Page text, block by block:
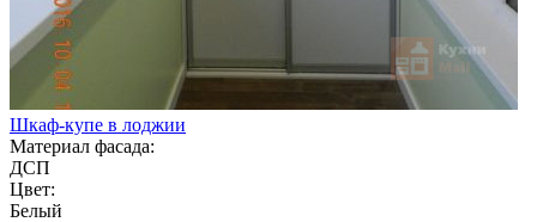
Шкаф-купе в лоджии
Материал фасада:
ДСП
Цвет:
Белый